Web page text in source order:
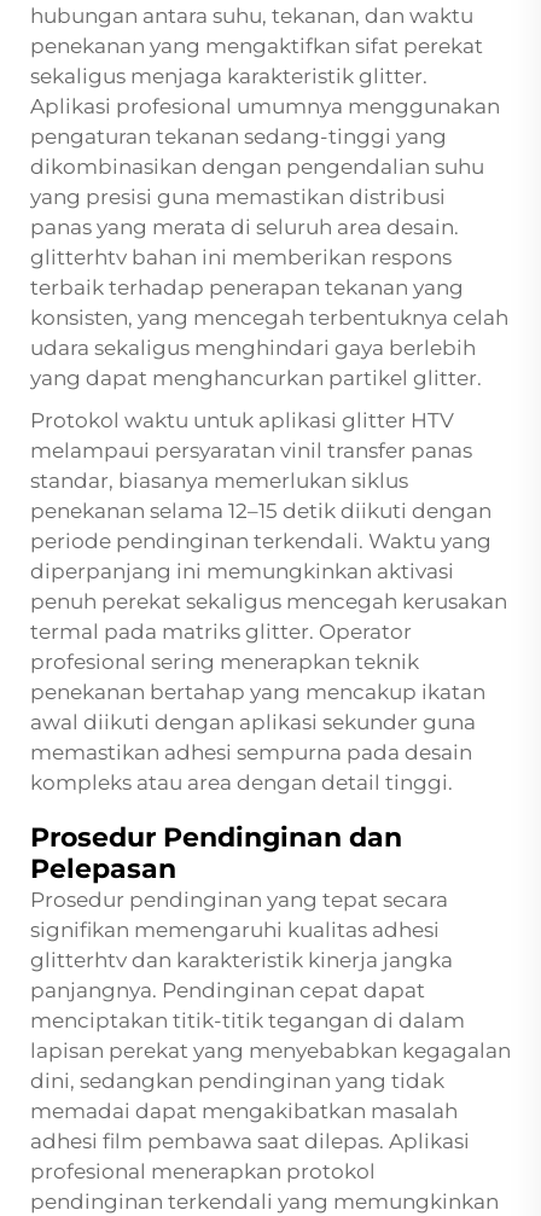
hubungan antara suhu, tekanan, dan waktu
penekanan yang mengaktifkan sifat perekat
sekaligus menjaga karakteristik glitter.
Aplikasi profesional umumnya menggunakan
pengaturan tekanan sedang-tinggi yang
dikombinasikan dengan pengendalian suhu
yang presisi guna memastikan distribusi
panas yang merata di seluruh area desain.
glitterhtv bahan ini memberikan respons
terbaik terhadap penerapan tekanan yang
konsisten, yang mencegah terbentuknya celah
udara sekaligus menghindari gaya berlebih
yang dapat menghancurkan partikel glitter.
Protokol waktu untuk aplikasi glitter HTV
melampaui persyaratan vinil transfer panas
standar, biasanya memerlukan siklus
penekanan selama 12–15 detik diikuti dengan
periode pendinginan terkendali. Waktu yang
diperpanjang ini memungkinkan aktivasi
penuh perekat sekaligus mencegah kerusakan
termal pada matriks glitter. Operator
profesional sering menerapkan teknik
penekanan bertahap yang mencakup ikatan
awal diikuti dengan aplikasi sekunder guna
memastikan adhesi sempurna pada desain
kompleks atau area dengan detail tinggi.
Prosedur Pendinginan dan
Pelepasan
Prosedur pendinginan yang tepat secara
signifikan memengaruhi kualitas adhesi
glitterhtv dan karakteristik kinerja jangka
panjangnya. Pendinginan cepat dapat
menciptakan titik-titik tegangan di dalam
lapisan perekat yang menyebabkan kegagalan
dini, sedangkan pendinginan yang tidak
memadai dapat mengakibatkan masalah
adhesi film pembawa saat dilepas. Aplikasi
profesional menerapkan protokol
pendinginan terkendali yang memungkinkan